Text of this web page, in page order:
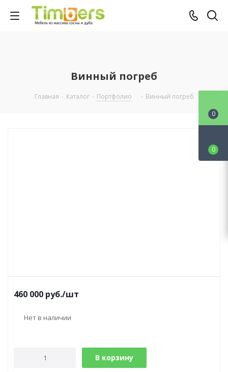
Винный погреб
Главная - Каталог - Портфолио - Винный погреб
460 000 руб./шт
Нет в наличии
В корзину
0
0